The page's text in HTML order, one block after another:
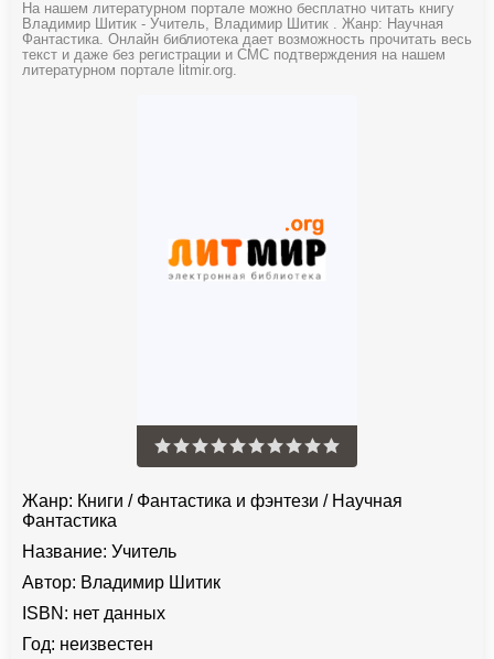
На нашем литературном портале можно бесплатно читать книгу
Владимир Шитик - Учитель, Владимир Шитик . Жанр: Научная
Фантастика. Онлайн библиотека дает возможность прочитать весь
текст и даже без регистрации и СМС подтверждения на нашем
литературном портале litmir.org.
Жанр: Книги / Фантастика и фэнтези / Научная
Фантастика
Название: Учитель
Автор: Владимир Шитик
ISBN: нет данных
Год: неизвестен